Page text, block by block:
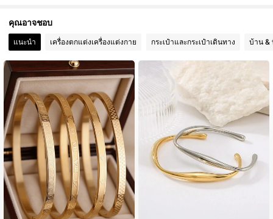
4.93 3.7K ผู้ติดตาม
4.93 3.7K ผู้ติดตาม
4.93 3.7K ผู้ติดตาม
4.93 3.7K ผู้ติดตาม
4.93 3.7K ผู้ติดตาม
คุณอาจชอบ
แนะนำ เครื่องตกแต่งเครื่องแต่งกาย กระเป๋าและกระเป๋าเดินทาง บ้าน &